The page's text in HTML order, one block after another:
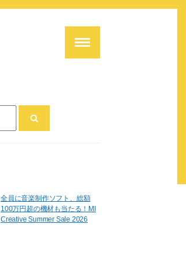
全員に音楽制作ソフト、総額
100万円超の機材も当たる！MI
Creative Summer Sale 2026